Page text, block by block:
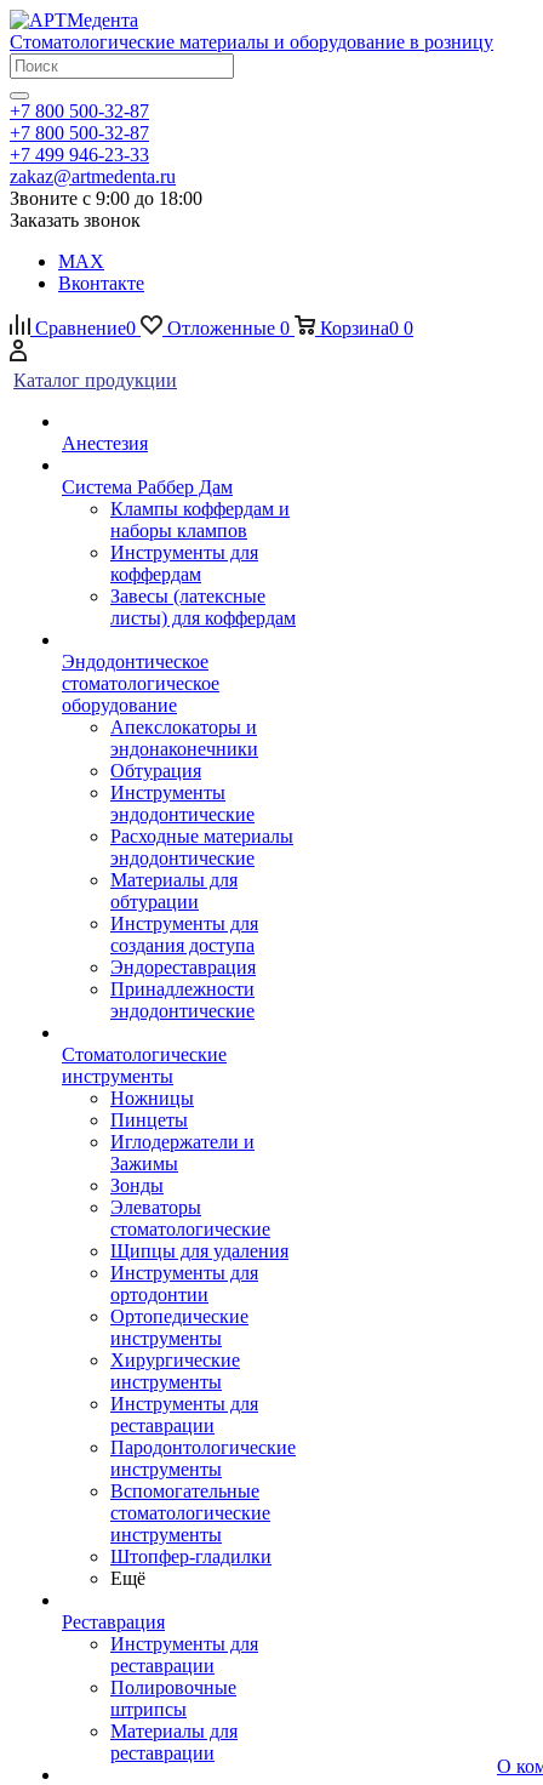
Стоматологические материалы и оборудование в розницу
+7 800 500-32-87
+7 800 500-32-87
+7 499 946-23-33
zakaz@artmedenta.ru
Звоните с 9:00 до 18:00
Заказать звонок
MAX
Вконтакте
Сравнение0 Отложенные 0 Корзина0 0
Каталог продукции
Анестезия
Система Раббер Дам
Клампы коффердам и
наборы клампов
Инструменты для
коффердам
Завесы (латексные
листы) для коффердам
Эндодонтическое
стоматологическое
оборудование
Апекслокаторы и
эндонаконечники
Обтурация
Инструменты
эндодонтические
Расходные материалы
эндодонтические
Материалы для
обтурации
Инструменты для
создания доступа
Эндореставрация
Принадлежности
эндодонтические
Стоматологические
инструменты
Ножницы
Пинцеты
Иглодержатели и
Зажимы
Зонды
Элеваторы
стоматологические
Щипцы для удаления
Инструменты для
ортодонтии
Ортопедические
инструменты
Хирургические
инструменты
Инструменты для
реставрации
Пародонтологические
инструменты
Вспомогательные
стоматологические
инструменты
Штопфер-гладилки
Ещё
Реставрация
Инструменты для
реставрации
Полировочные
штрипсы
Материалы для
реставрации
О